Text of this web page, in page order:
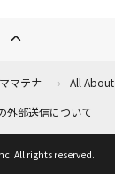
ママテナ All About
外部送信について
All rights reserved.